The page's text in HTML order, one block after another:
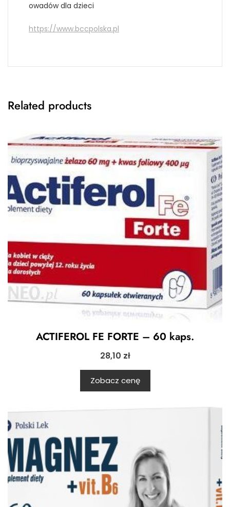
owadów dla dzieci
https://www.bccpolska.pl
Related products
ACTIFEROL FE FORTE – 60 kaps.
28,10 zł
Zobacz cenę